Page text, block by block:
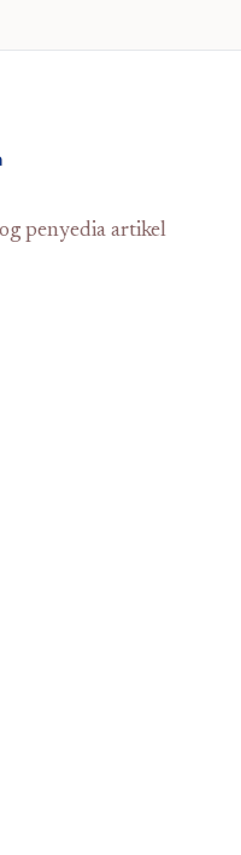
penyedia artikel